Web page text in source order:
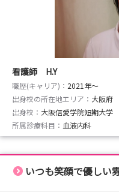
看護師 H.Y
職歴(キャリア)： 2021年〜
出身校の所在地エリア： 大阪府
出身校： 大阪信愛学院短期大学
所属診療科目： 血液内科
いつも笑顔で優しい